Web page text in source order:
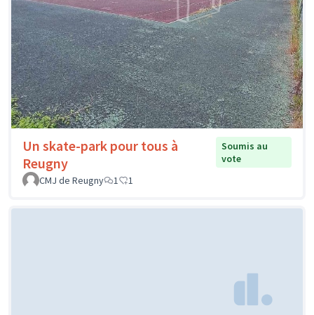
Un skate-park pour tous à
Reugny
Soumis au
vote
CMJ de Reugny
1 1